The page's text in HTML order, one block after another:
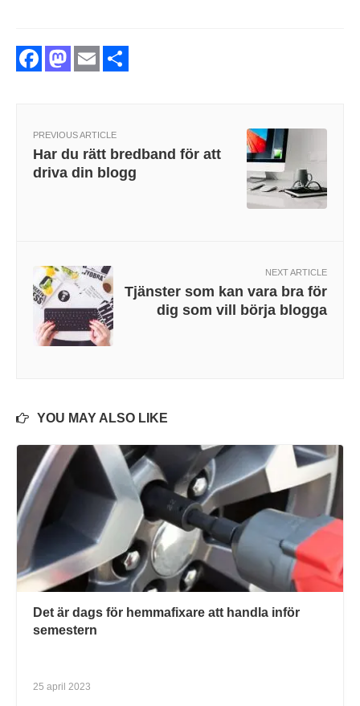
Facebook
Mastodon
Email
Share
PREVIOUS ARTICLE
Har du rätt bredband för att
driva din blogg
NEXT ARTICLE
Tjänster som kan vara bra för
dig som vill börja blogga
YOU MAY ALSO LIKE
Det är dags för hemmafixare att handla inför
semestern
25 april 2023